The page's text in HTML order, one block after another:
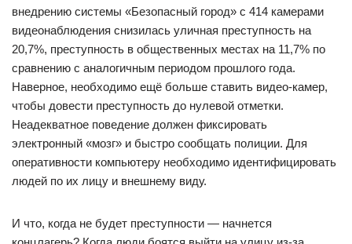
внедрению системы «Безопасный город» с 414 камерами
видеонаблюдения снизилась уличная преступность на
20,7%, преступность в общественных местах на 11,7% по
сравнению с аналогичным периодом прошлого года.
Наверное, необходимо ещё больше ставить видео-камер,
чтобы довести преступность до нулевой отметки.
Неадекватное поведение должен фиксировать
электронный «мозг» и быстро сообщать полиции. Для
оперативности компьютеру необходимо идентифицировать
людей по их лицу и внешнему виду.
И что, когда не будет преступности — начнется